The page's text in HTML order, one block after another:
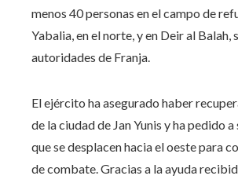
menos 40 personas en el campo de
Yabalia, en el norte, y en Deir al Balah,
autoridades de Franja.
El ejército ha asegurado haber
de la ciudad de Jan Yunis y ha pedido
que se desplacen hacia el oeste para
de combate. Gracias a la ayuda